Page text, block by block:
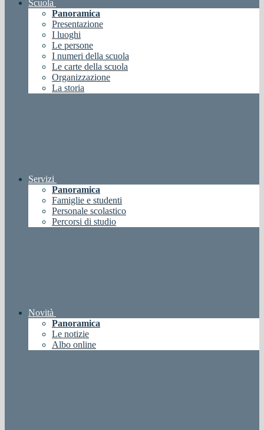
Scuola
Panoramica
Presentazione
I luoghi
Le persone
I numeri della scuola
Le carte della scuola
Organizzazione
La storia
Servizi
Panoramica
Famiglie e studenti
Personale scolastico
Percorsi di studio
Novità
Panoramica
Le notizie
Albo online